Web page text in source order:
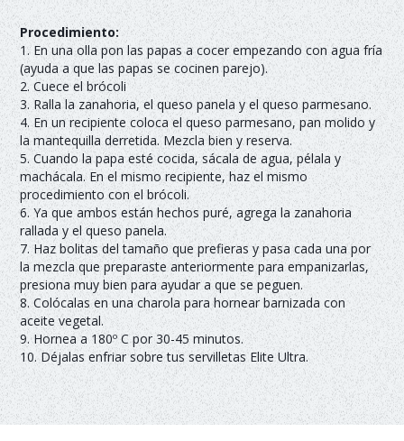
Procedimiento:
1. En una olla pon las papas a cocer empezando con agua fría
(ayuda a que las papas se cocinen parejo).
2. Cuece el brócoli
3. Ralla la zanahoria, el queso panela y el queso parmesano.
4. En un recipiente coloca el queso parmesano, pan molido y
la mantequilla derretida. Mezcla bien y reserva.
5. Cuando la papa esté cocida, sácala de agua, pélala y
machácala. En el mismo recipiente, haz el mismo
procedimiento con el brócoli.
6. Ya que ambos están hechos puré, agrega la zanahoria
rallada y el queso panela.
7. Haz bolitas del tamaño que prefieras y pasa cada una por
la mezcla que preparaste anteriormente para empanizarlas,
presiona muy bien para ayudar a que se peguen.
8. Colócalas en una charola para hornear barnizada con
aceite vegetal.
9. Hornea a 180º C por 30-45 minutos.
10. Déjalas enfriar sobre tus servilletas Elite Ultra.